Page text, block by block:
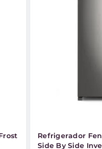
Refrigerador
Side By Side